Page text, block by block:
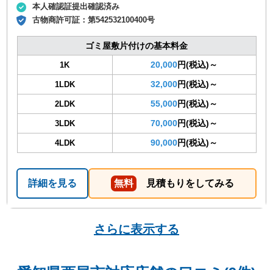
本人確認証提出確認済み
古物商許可証：第542532100400号
ゴミ屋敷片付けの基本料金
1K 20,000円(税込)～
1LDK 32,000円(税込)～
2LDK 55,000円(税込)～
3LDK 70,000円(税込)～
4LDK 90,000円(税込)～
詳細を見る 無料 見積もりをしてみる
さらに表示する